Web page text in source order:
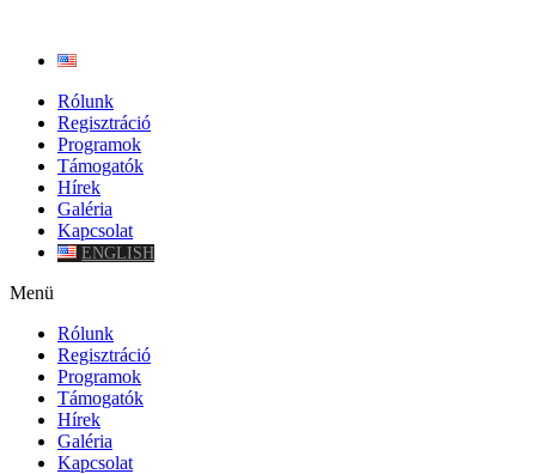
Rólunk
Regisztráció
Programok
Támogatók
Hírek
Galéria
Kapcsolat
ENGLISH
Menü
Rólunk
Regisztráció
Programok
Támogatók
Hírek
Galéria
Kapcsolat